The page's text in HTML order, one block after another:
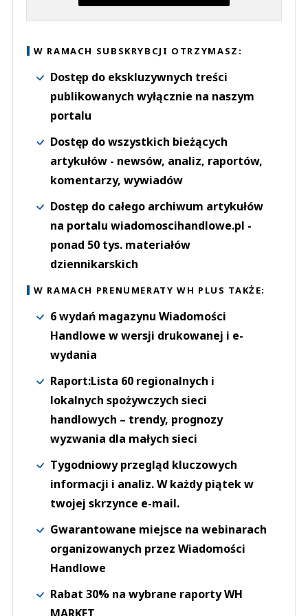
A w DM jest rowniez kategoria Makeup?
Kajah
19.04.2021 / 16:47
This comment was minimized by the moderator on the site
sprane mózgi...tak, kapitał nie ma narodowości, ale obozy były polskie!
Odpowiedz
0
MarK
This comment was minimized by the moderator on the site
Jak można takie bzdury wypisywać? Jeden i dugi sklep to niemiecki,
niejednokrotnie przy tej samej ulicy stojący. W Niemczech nikt nie mówi o
„potężnej konkurencji”
MarK
Odpowiedz
W RAMACH SUBSKRYBCJI OTRZYMASZ:
Dostęp do ekskluzywnych treści
publikowanych wyłącznie na naszym
portalu
Dostęp do wszystkich bieżących
artykułów - newsów, analiz, raportów,
komentarzy, wywiadów
Dostęp do całego archiwum artykułów
na portalu wiadomoscihandlowe.pl -
ponad 50 tys. materiałów
dziennikarskich
W RAMACH PRENUMERATY WH PLUS TAKŻE:
6 wydań magazynu Wiadomości
Handlowe w wersji drukowanej i e-
wydania
Raport:Lista 60 regionalnych i
lokalnych spożywczych sieci
handlowych – trendy, prognozy
wyzwania dla małych sieci
Tygodniowy przegląd kluczowych
informacji i analiz. W każdy piątek w
twojej skrzynce e-mail.
Gwarantowane miejsce na webinarach
organizowanych przez Wiadomości
Handlowe
Rabat 30% na wybrane raporty WH